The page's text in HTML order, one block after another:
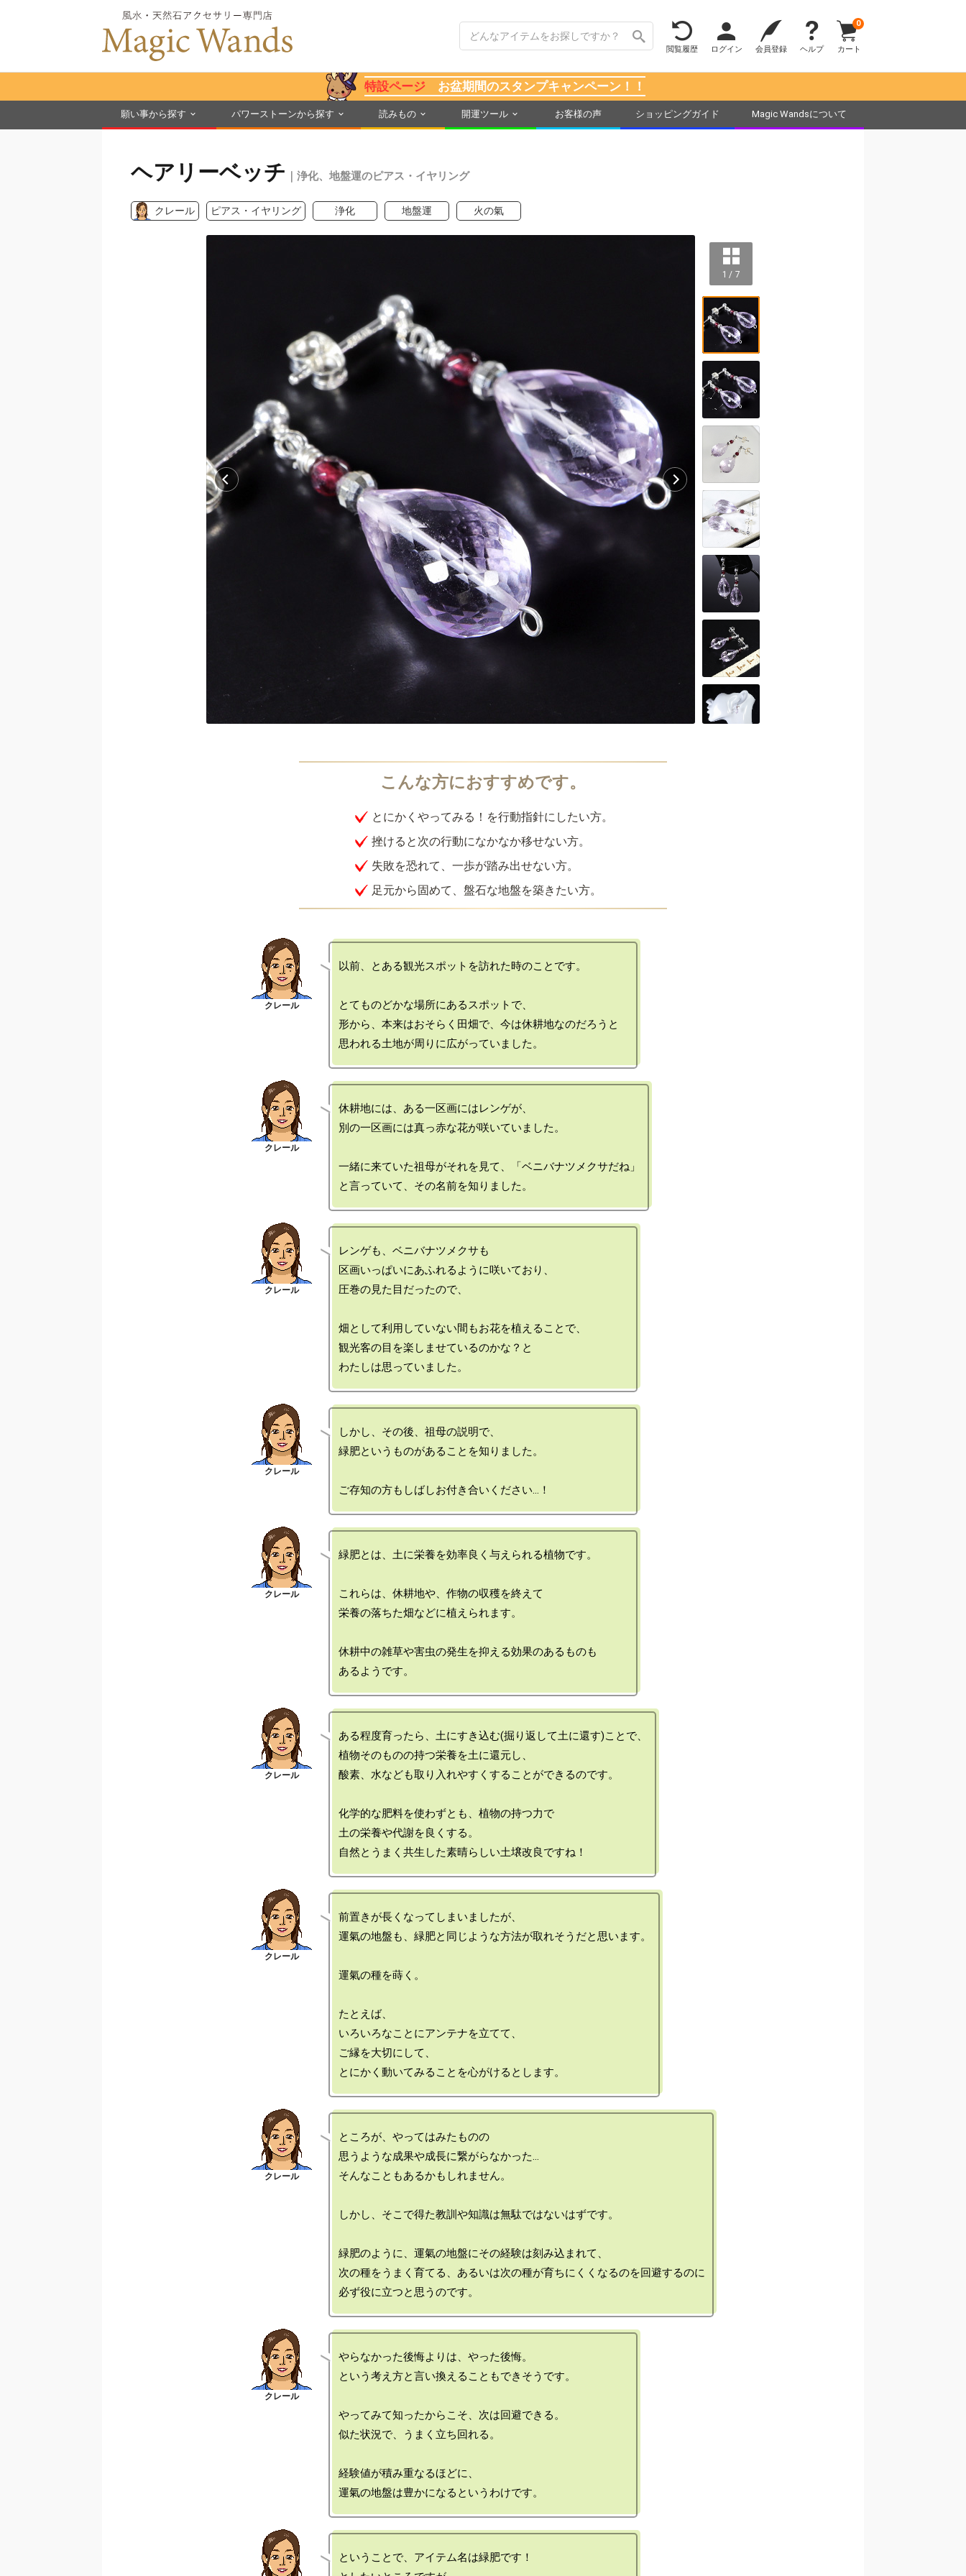
閲覧履歴 ログイン 会員登録 ヘルプ カート
0
特設ページ お盆期間のスタンプキャンペーン！！
願い事から探す パワーストーンから探す 読みもの 開運ツール お客様の声 ショッピングガイド Magic Wandsについて
ヘアリーベッチ ｜浄化、地盤運のピアス・イヤリング
クレール ピアス・イヤリング 浄化 地盤運 火の氣
1 / 7
とにかくやってみる！を行動指針にしたい方。
挫けると次の行動になかなか移せない方。
失敗を恐れて、一歩が踏み出せない方。
足元から固めて、盤石な地盤を築きたい方。
以前、とある観光スポットを訪れた時のことです。
とてものどかな場所にあるスポットで、
形から、本来はおそらく田畑で、今は休耕地なのだろうと
休耕地には、ある一区画にはレンゲが、
別の一区画には真っ赤な花が咲いていました。
一緒に来ていた祖母がそれを見て、「ベニバナツメクサだね」
レンゲも、ベニバナツメクサも
区画いっぱいにあふれるように咲いており、
圧巻の見た目だったので、
畑として利用していない間もお花を植えることで、
観光客の目を楽しませているのかな？と
しかし、その後、祖母の説明で、
緑肥というものがあることを知りました。
緑肥とは、土に栄養を効率良く与えられる植物です。
これらは、休耕地や、作物の収穫を終えて
栄養の落ちた畑などに植えられます。
休耕中の雑草や害虫の発生を抑える効果のあるものも
ある程度育ったら、土にすき込む(掘り返して土に還す)ことで、
植物そのものの持つ栄養を土に還元し、
酸素、水なども取り入れやすくすることができるのです。
化学的な肥料を使わずとも、植物の持つ力で
土の栄養や代謝を良くする。
前置きが長くなってしまいましたが、
運氣の地盤も、緑肥と同じような方法が取れそうだと思います。
運氣の種を蒔く。
たとえば、
いろいろなことにアンテナを立てて、
ご縁を大切にして、
ところが、やってはみたものの
思うような成果や成長に繋がらなかった…
そんなこともあるかもしれません。
しかし、そこで得た教訓や知識は無駄ではないはずです。
緑肥のように、運氣の地盤にその経験は刻み込まれて、
次の種をうまく育てる、あるいは次の種が育ちにくくなるのを回避するのに
やらなかった後悔よりは、やった後悔。
という考え方と言い換えることもできそうです。
やってみて知ったからこそ、次は回避できる。
似た状況で、うまく立ち回れる。
経験値が積み重なるほどに、
ということで、アイテム名は緑肥です！